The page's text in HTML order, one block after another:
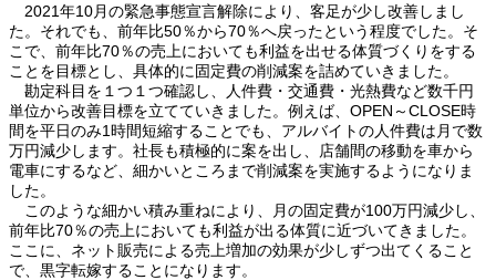
2021年10月の緊急事態宣言解除により、客足が少し改善しまし
た。それでも、前年比50％から70％へ戻ったという程度でした。そ
こで、前年比70％の売上においても利益を出せる体質づくりをする
ことを目標とし、具体的に固定費の削減案を詰めていきました。
勘定科目を１つ１つ確認し、人件費・交通費・光熱費など数千円
単位から改善目標を立てていきました。例えば、OPEN～CLOSE時
間を平日のみ1時間短縮することでも、アルバイトの人件費は月で数
万円減少します。社長も積極的に案を出し、店舗間の移動を車から
電車にするなど、細かいところまで削減案を実施するようになりま
した。
このような細かい積み重ねにより、月の固定費が100万円減少し、
前年比70％の売上においても利益が出る体質に近づいてきました。
ここに、ネット販売による売上増加の効果が少しずつ出てくること
で、黒字転嫁することになります。